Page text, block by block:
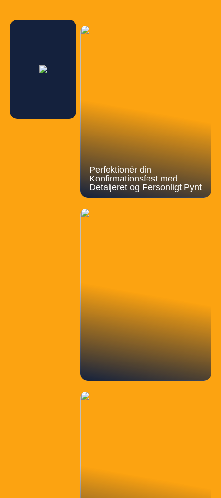
Perfektionér din
Konfirmationsfest med
Detaljeret og Personligt Pynt